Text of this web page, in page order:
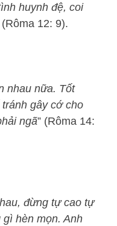
huynh đệ, coi
(Rôma 12: 9).
nhau nữa. Tốt
gây cớ cho
ngã” (Rôma 14:
đừng tự cao tự
hèn mọn. Anh